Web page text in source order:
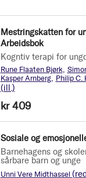
Mestringskatten for
Arbeidsbok
Kogntiv terapi for
Rune Flaaten Bjørk
Kasper Arnberg
Philip C.
(ill.)
kr 409
Sosiale og
Barnehagens og
sårbare barn og unge
Unni Vere Midthassel